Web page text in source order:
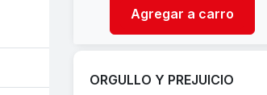
Agregar a carro
ORGULLO Y PREJUICIO